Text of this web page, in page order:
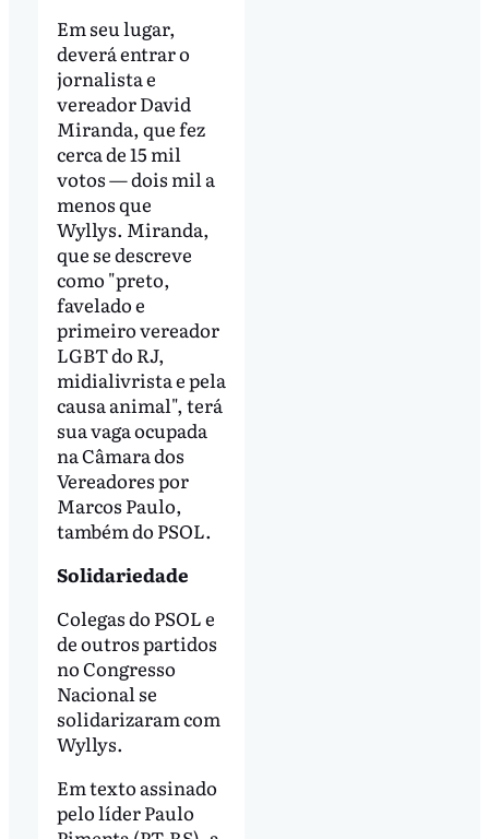
Em seu lugar,
deverá entrar o
jornalista e
vereador David
Miranda, que fez
cerca de 15 mil
votos — dois mil a
menos que
Wyllys. Miranda,
que se descreve
como "preto,
favelado e
primeiro vereador
LGBT do RJ,
midialivrista e pela
causa animal", terá
sua vaga ocupada
na Câmara dos
Vereadores por
Marcos Paulo,
também do PSOL.
Solidariedade
Colegas do PSOL e
de outros partidos
no Congresso
Nacional se
solidarizaram com
Wyllys.
Em texto assinado
pelo líder Paulo